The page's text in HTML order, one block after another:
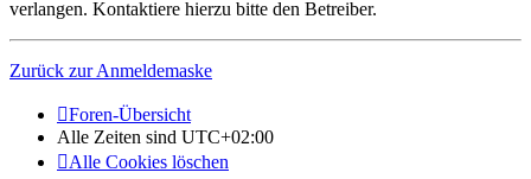
verlangen. Kontaktiere hierzu bitte den Betreiber.
Zurück zur Anmeldemaske
Foren-Übersicht
Alle Zeiten sind UTC+02:00
Alle Cookies löschen